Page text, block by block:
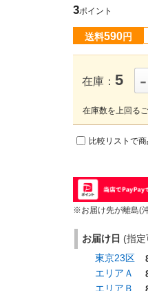
3ポイント
送料590円
在庫： 5 -
在庫数を上回る
比較リストで
※お届け先が離島(
お届け日 (指
東京23区
エリアＡ
エリアＢ